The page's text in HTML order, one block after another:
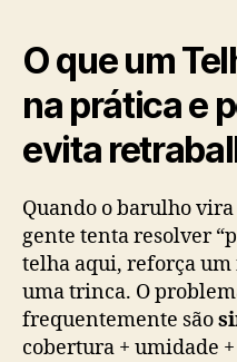
O que um
na prática e
evita
Quando o barulho
gente tenta resolver
telha aqui, reforça um
uma trinca. O
frequentemente são
cobertura + umidade